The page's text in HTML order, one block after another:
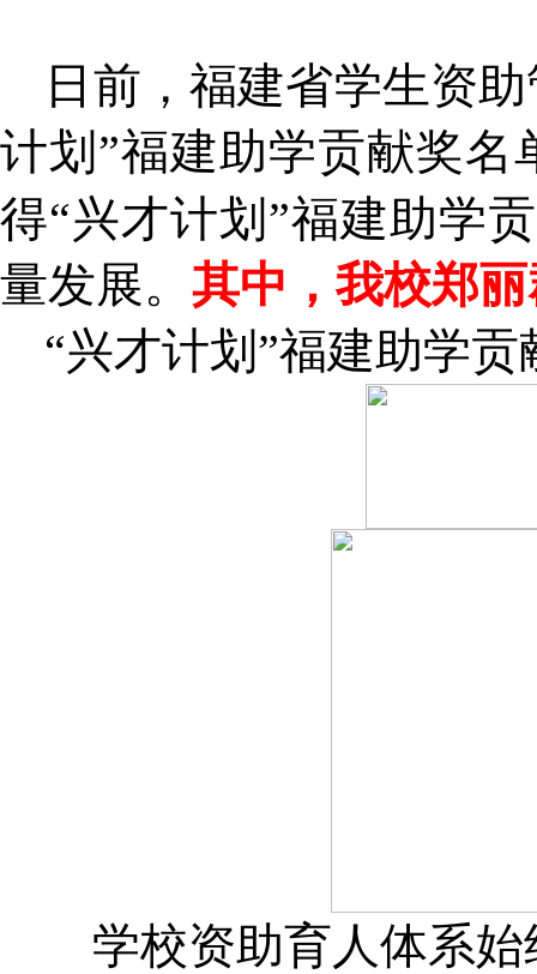
日前，福建省学生资
计划”福建助学贡献奖名
得“兴才计划”福建助学
量发展。 其中，我校郑
“兴才计划”福建助学
学校资助育人体系始